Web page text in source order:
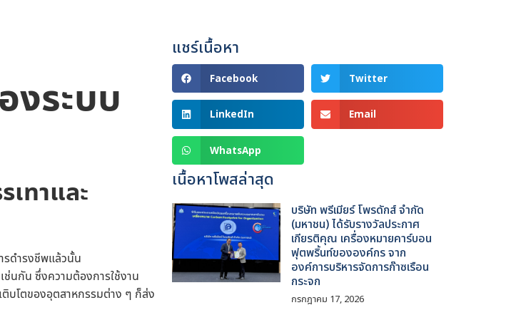
งระบบ
เทาและ
ดำรงชีพแล้วนั้น
ช่นกัน ซึ่งความต้องการใช้งาน
บโตของอุตสาหกรรมต่าง ๆ ก็ส่ง
แชร์เนื้อหา
Facebook Twitter
LinkedIn Email
WhatsApp
เนื้อหาโพสล่าสุด
บริษัท พรีเมียร์ โพรดักส์ จำกัด
(มหาชน) ได้รับรางวัลประกาศ
เกียรติคุณ เครื่องหมายคาร์บอน
ฟุตพริ้นท์ขององค์กร จาก
องค์การบริหารจัดการก๊าซเรือน
กระจก
กรกฎาคม 17, 2026